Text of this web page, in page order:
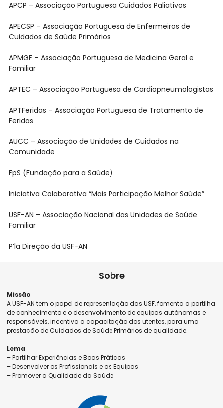
APCP – Associação Portuguesa Cuidados Paliativos
APECSP – Associação Portuguesa de Enfermeiros de
Cuidados de Saúde Primários
APMGF – Associação Portuguesa de Medicina Geral e
Familiar
APTEC – Associação Portuguesa de Cardiopneumologistas
APTFeridas – Associação Portuguesa de Tratamento de
Feridas
AUCC – Associação de Unidades de Cuidados na
Comunidade
FpS (Fundação para a Saúde)
Iniciativa Colaborativa “Mais Participação Melhor Saúde”
USF-AN – Associação Nacional das Unidades de Saúde
Familiar
P’la Direção da USF-AN
Sobre
Missão
A USF-AN tem o papel de representação das USF, fomenta a partilha
de conhecimento e o desenvolvimento de equipas autónomas e
responsáveis, incentiva a capacitação dos utentes, para uma
prestação de Cuidados de Saúde Primários de qualidade.
Lema
– Partilhar Experiências e Boas Práticas
– Desenvolver os Profissionais e as Equipas
– Promover a Qualidade da Saúde